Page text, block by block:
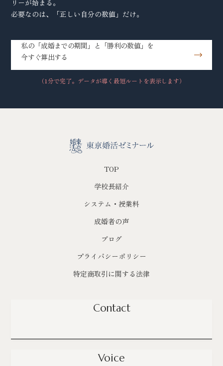
リーが始まる。
必要なのは、「正しい自分の数値」だけ。
私の「成婚までの期間」と「勝利の数値」を
今すぐ算出する
（1分で完了。データが導く最短ルートを表示します）
TOP
学校長紹介
システム・授業料
成婚者の声
ブログ
プライバシーポリシー
特定商取引に関する法律
Contact
Voice